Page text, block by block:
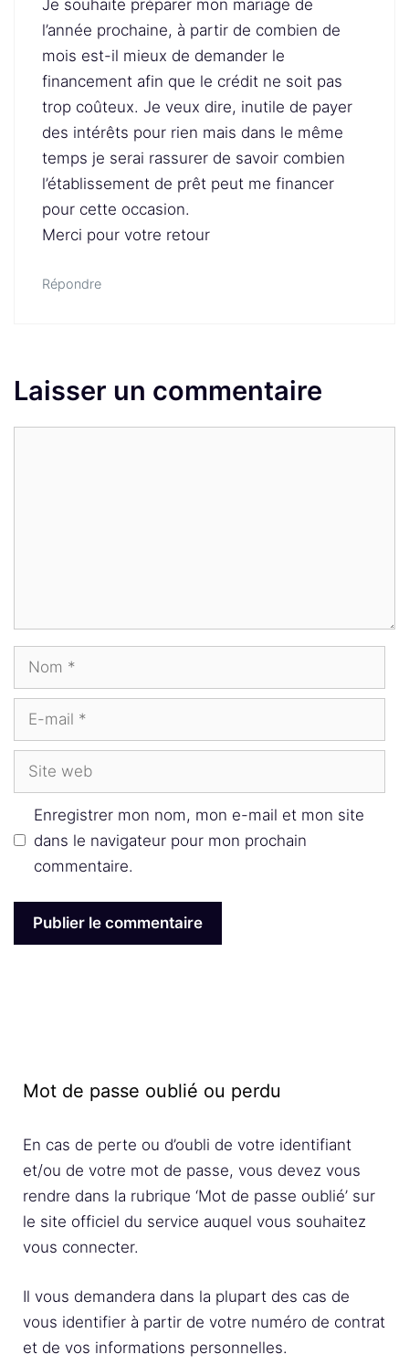
Je souhaite préparer mon mariage de
l’année prochaine, à partir de combien de
mois est-il mieux de demander le
financement afin que le crédit ne soit pas
trop coûteux. Je veux dire, inutile de payer
des intérêts pour rien mais dans le même
temps je serai rassurer de savoir combien
l’établissement de prêt peut me financer
pour cette occasion.
Merci pour votre retour
Répondre
Laisser un commentaire
Nom
Site
Enregistrer mon nom, mon e-mail et mon site
dans le navigateur pour mon prochain
commentaire.
Mot de passe oublié ou perdu
En cas de perte ou d’oubli de votre identifiant
et/ou de votre mot de passe, vous devez vous
rendre dans la rubrique ‘Mot de passe oublié’ sur
le site officiel du service auquel vous souhaitez
vous connecter.
Il vous demandera dans la plupart des cas de
vous identifier à partir de votre numéro de contrat
et de vos informations personnelles.